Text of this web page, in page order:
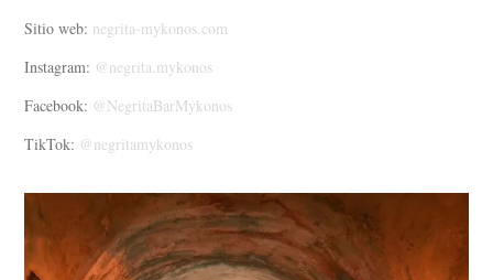
Sitio web: negrita-mykonos.com
Instagram: @negrita.mykonos
Facebook: @NegritaBarMykonos
TikTok: @negritamykonos